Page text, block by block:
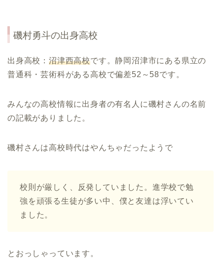
磯村勇斗の出身高校
出身高校： 沼津西高校です。静岡沼津市にある県立の
普通科・芸術科がある高校で偏差52～58です。
みんなの高校情報に出身者の有名人に磯村さんの名前
の記載がありました。
磯村さんは高校時代はやんちゃだったようで
校則が厳しく、反発していました。進学校で勉
強を頑張る生徒が多い中、僕と友達は浮いてい
ました。
とおっしゃっています。